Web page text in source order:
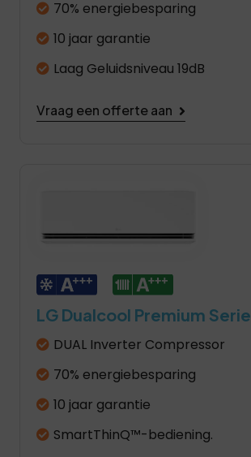
70% energiebesparing
10 jaar garantie
Laag Geluidsniveau 19dB
Vraag een offerte aan
LG Dualcool Premium Serie
DUAL Inverter Compressor
70% energiebesparing
10 jaar garantie
SmartThinQ™-bediening.